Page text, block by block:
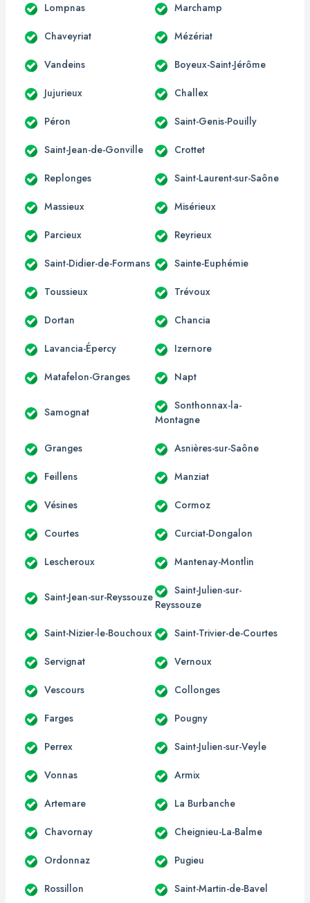
Lompnas Marchamp
Chaveyriat Mézériat
Vandeins Boyeux-Saint-Jérôme
Jujurieux Challex
Péron Saint-Genis-Pouilly
Saint-Jean-de-Gonville Crottet
Replonges Saint-Laurent-sur-Saône
Massieux Misérieux
Parcieux Reyrieux
Saint-Didier-de-Formans Sainte-Euphémie
Toussieux Trévoux
Dortan Chancia
Lavancia-Épercy Izernore
Matafelon-Granges Napt
Samognat
Sonthonnax-la-
Montagne
Granges Asnières-sur-Saône
Feillens Manziat
Vésines Cormoz
Courtes Curciat-Dongalon
Lescheroux Mantenay-Montlin
Saint-Jean-sur-Reyssouze
Saint-Julien-sur-
Reyssouze
Saint-Nizier-le-Bouchoux Saint-Trivier-de-Courtes
Servignat Vernoux
Vescours Collonges
Farges Pougny
Perrex Saint-Julien-sur-Veyle
Vonnas Armix
Artemare La Burbanche
Chavornay Cheignieu-La-Balme
Ordonnaz Pugieu
Rossillon Saint-Martin-de-Bavel